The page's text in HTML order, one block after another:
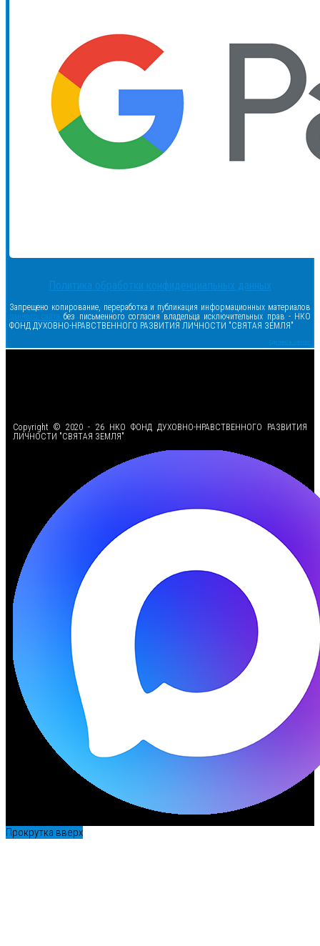
Политика обработки конфиденциальных данных
Запрещено копирование, переработка и публикация информационных материалов
данного сайта без письменного согласия владельца исключительных прав - НКО
ФОНД ДУХОВНО-НРАВСТВЕННОГО РАЗВИТИЯ ЛИЧНОСТИ "СВЯТАЯ ЗЕМЛЯ"
Сделано в samsite
Copyright © 2020 - 26 НКО ФОНД ДУХОВНО-НРАВСТВЕННОГО РАЗВИТИЯ
ЛИЧНОСТИ "СВЯТАЯ ЗЕМЛЯ"
Прокрутка вверх